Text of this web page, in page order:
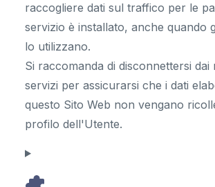
raccogliere dati sul traffico per le
servizio è installato, anche quando
lo utilizzano.
Si raccomanda di disconnettersi dai
servizi per assicurarsi che i dati
questo Sito Web non vengano
profilo dell'Utente.